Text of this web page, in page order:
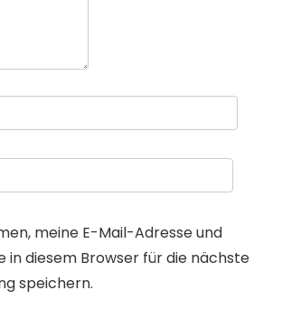
meine E-Mail-Adresse und
in diesem Browser für die nächste
speichern.